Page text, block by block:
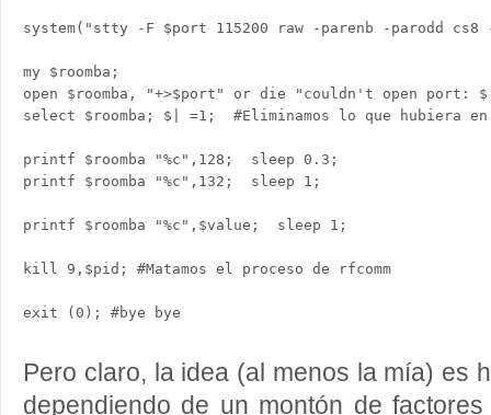
system("stty -F $port 115200 raw -parenb -parodd
my $roomba;
open $roomba, "+>$port" or die "couldn't open port:
select $roomba; $| =1;  #Eliminamos lo que hubiera
printf $roomba "%c",128;  sleep 0.3;
printf $roomba "%c",132;  sleep 1;
printf $roomba "%c",$value;  sleep 1;
kill 9,$pid; #Matamos el proceso de rfcomm
Pero claro, la idea (al menos la mía) es
dependiendo de un montón de